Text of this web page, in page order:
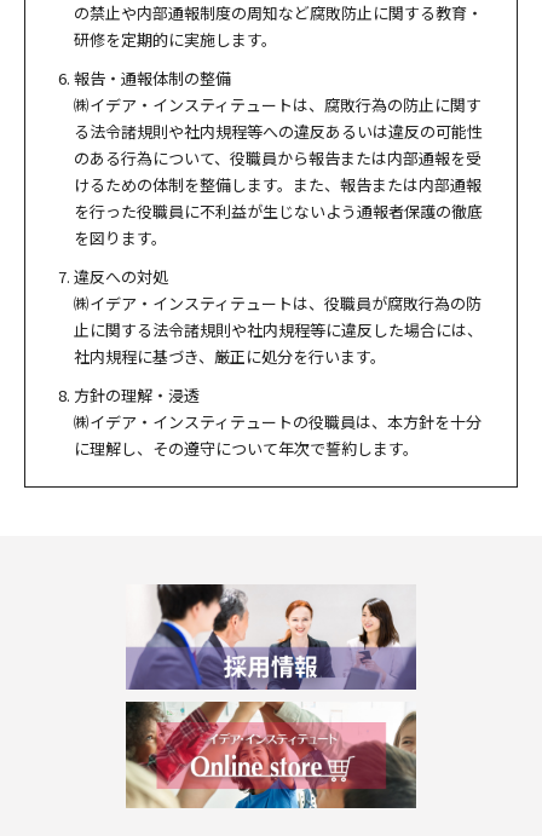
の禁止や内部通報制度の周知など腐敗防止に関する教育・
研修を定期的に実施します。
報告・通報体制の整備
㈱イデア・インスティテュートは、腐敗行為の防止に関す
る法令諸規則や社内規程等への違反あるいは違反の可能性
のある行為について、役職員から報告または内部通報を受
けるための体制を整備します。また、報告または内部通報
を行った役職員に不利益が生じないよう通報者保護の徹底
を図ります。
違反への対処
㈱イデア・インスティテュートは、役職員が腐敗行為の防
止に関する法令諸規則や社内規程等に違反した場合には、
社内規程に基づき、厳正に処分を行います。
方針の理解・浸透
㈱イデア・インスティテュートの役職員は、本方針を十分
に理解し、その遵守について年次で誓約します。